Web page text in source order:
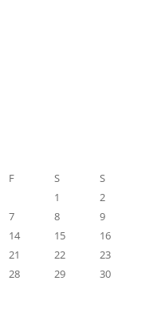
F S
S
1
2
7 8
9
14 15
16
21 22
23
28 29
30